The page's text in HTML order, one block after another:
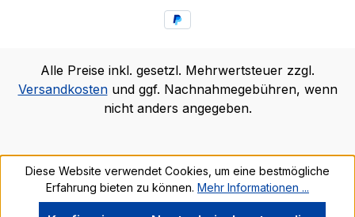
Alle Preise inkl. gesetzl. Mehrwertsteuer zzgl.
Versandkostenund ggf. Nachnahmegebühren, wenn
nicht anders angegeben.
Diese Website verwendet Cookies, um eine bestmögliche
Erfahrung bieten zu können. Mehr Informationen ...